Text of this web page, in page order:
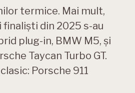
termice. Mai mult,
din 2025 s-au
plug-in, BMW M5, și
Taycan Turbo GT.
Porsche 911